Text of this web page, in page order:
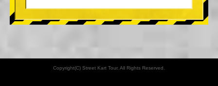
Copyright(C) Street Kart Tour. All Rights Reserved.